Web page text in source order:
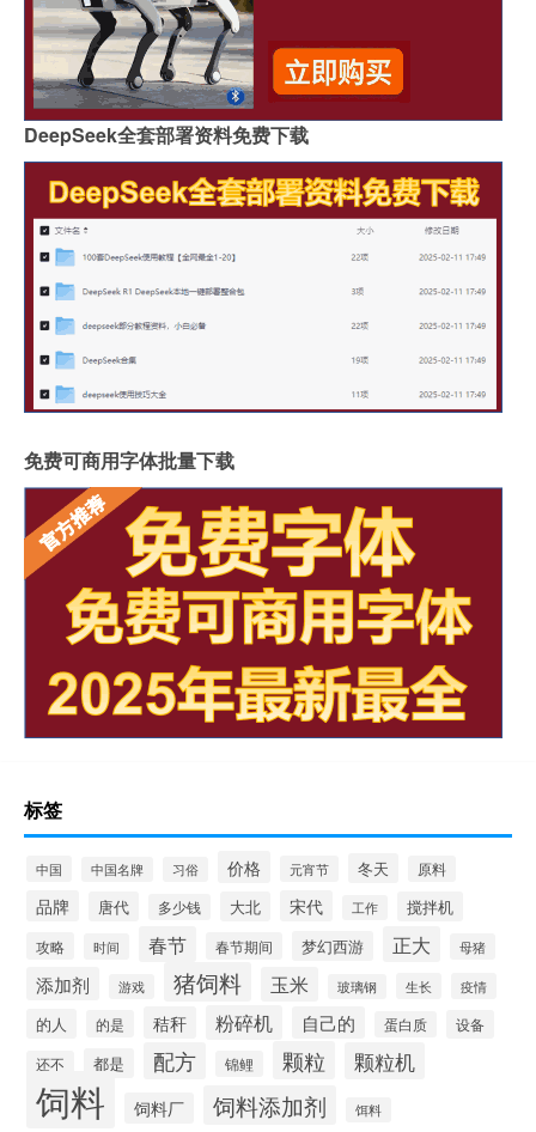
DeepSeek全套部署资料免费下载
免费可商用字体批量下载
标签
中国 中国名牌 习俗 价格 元宵节 冬天 原料
品牌 唐代 多少钱 大北 宋代 工作 搅拌机
攻略 时间 春节 春节期间 梦幻西游 正大 母猪
添加剂 游戏 猪饲料 玉米 玻璃钢 生长 疫情
的人 的是 秸秆 粉碎机 自己的 蛋白质 设备
还不 都是 配方 锦鲤 颗粒 颗粒机
饲料 饲料厂 饲料添加剂 饵料